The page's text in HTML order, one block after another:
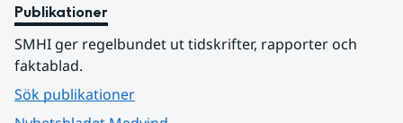
Publikationer
SMHI ger regelbundet ut tidskrifter, rapporter och
faktablad.
Sök publikationer